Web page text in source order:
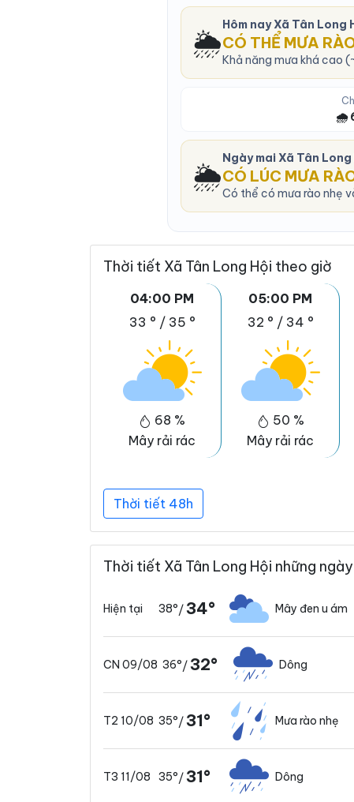
🌦️
Hôm nay Xã Tân Long
CÓ THỂ MƯA
Khả năng mưa khá cao
🌧️
🌦️
Ngày mai Xã Tân
CÓ LÚC MƯA
Có thể có mưa rào nhẹ
Thời tiết Xã Tân Long Hội theo giờ
04:00 PM
33 ° / 35 °
68 %
Mây rải rác
05:00 PM
32 ° / 34 °
50 %
Mây rải rác
Thời tiết 48h
Thời tiết Xã Tân Long Hội những
Hiện tại 38°/34° Mây đen u ám
CN 09/08 36°/32° Dông
T2 10/08 35°/31° Mưa rào nhẹ
T3 11/08 35°/31° Dông